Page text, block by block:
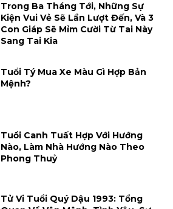
Trong Ba Tháng Tới, Những Sự
Kiện Vui Vẻ Sẽ Lần Lượt Đến, Và 3
Con Giáp Sẽ Mỉm Cười Từ Tai Này
Sang Tai Kia
Tuổi Tý Mua Xe Màu Gì Hợp Bản
Mệnh?
Tuổi Canh Tuất Hợp Với Hướng
Nào, Làm Nhà Hướng Nào Theo
Phong Thuỷ
Tử Vi Tuổi Quý Dậu 1993: Tổng